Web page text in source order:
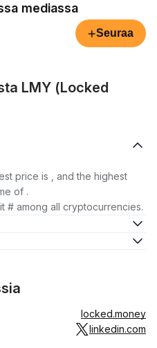
mediassa
+Seuraa
LMY (Locked
price is , and the highest
of .
# among all cryptocurrencies.
locked.money
linkedin.com